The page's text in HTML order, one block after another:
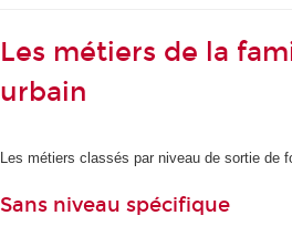
Les métiers de la
urbain
Les métiers classés par niveau de sortie de
Sans niveau spécifique